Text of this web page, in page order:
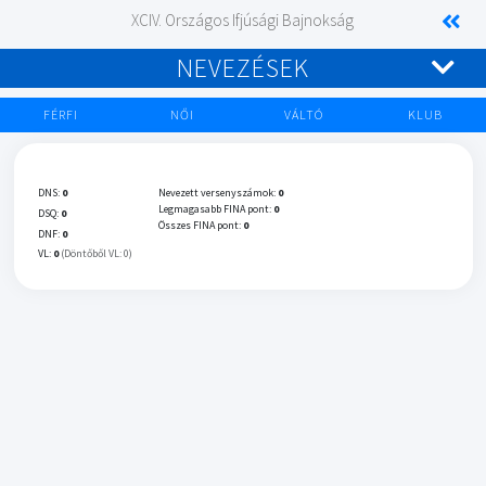
XCIV. Országos Ifjúsági Bajnokság
NEVEZÉSEK
FÉRFI NŐI VÁLTÓ KLUB
DNS: 0
DSQ: 0
DNF: 0
VL: 0 (Döntőből VL: 0)
Nevezett versenyszámok: 0
Legmagasabb FINA pont: 0
Összes FINA pont: 0